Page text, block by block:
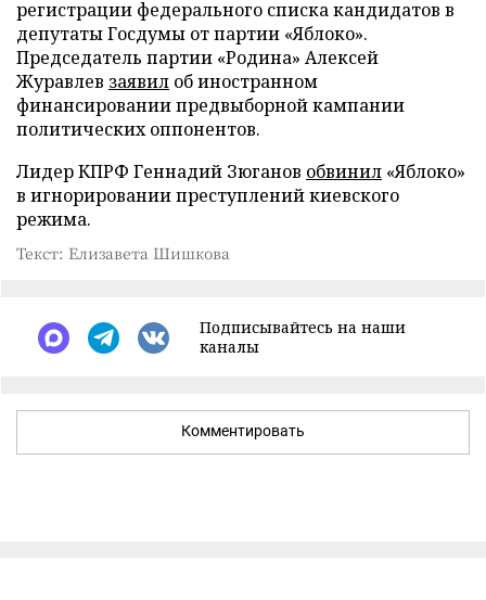
регистрации федерального списка кандидатов в
депутаты Госдумы от партии «Яблоко».
Председатель партии «Родина» Алексей
Журавлев заявил об иностранном
финансировании предвыборной кампании
политических оппонентов.
Лидер КПРФ Геннадий Зюганов обвинил «Яблоко»
в игнорировании преступлений киевского
режима.
Текст: Елизавета Шишкова
Подписывайтесь на наши
каналы
Комментировать